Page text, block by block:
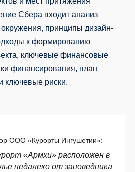
Сбера входит анализ
окружения, принципы дизайн-
к формированию
ключевые финансовые
финансирования, план
ключевые риски.
ООО «Курорты Ингушетии»:
«Армхи» расположен в
недалеко от заповедника